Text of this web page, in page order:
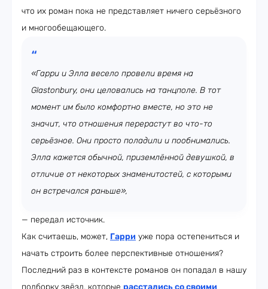
что их роман пока не представляет ничего серьёзного
и многообещающего.
«Гарри и Элла весело провели время на
Glastonbury, они целовались на танцполе. В тот
момент им было комфортно вместе, но это не
значит, что отношения перерастут во что-то
серьёзное. Они просто поладили и пообнимались.
Элла кажется обычной, приземлённой девушкой, в
отличие от некоторых знаменитостей, с которыми
он встречался раньше»,
— передал источник.
Как считаешь, может, Гарри уже пора остепениться и
начать строить более перспективные отношения?
Последний раз в контексте романов он попадал в нашу
подборку звёзд, которые расстались со своими